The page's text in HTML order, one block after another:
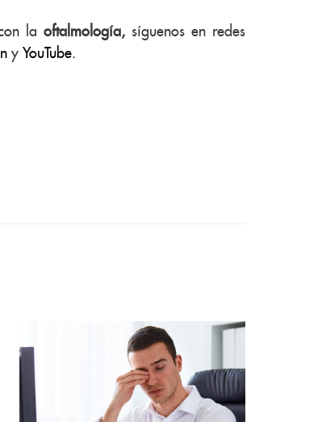
laoftalmología,síguenos en redes
y YouTube.